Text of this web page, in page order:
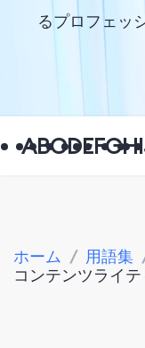
るプロフェッ
ABCDEFGHI
ホーム / 用語集
コンテンツライ